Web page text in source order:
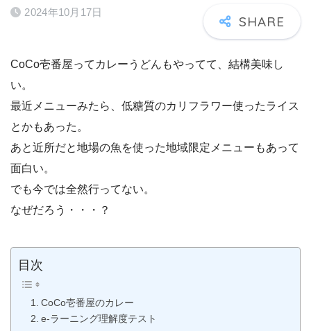
2024年10月17日
CoCo壱番屋ってカレーうどんもやってて、結構美味し
い。
最近メニューみたら、低糖質のカリフラワー使ったライス
とかもあった。
あと近所だと地場の魚を使った地域限定メニューもあって
面白い。
でも今では全然行ってない。
なぜだろう・・・？
目次
CoCo壱番屋のカレー
e-ラーニング理解度テスト